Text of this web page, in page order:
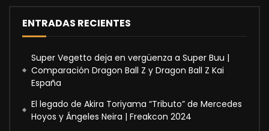
ENTRADAS RECIENTES
Super Vegetto deja en vergüenza a Super Buu |
Comparación Dragon Ball Z y Dragon Ball Z Kai
España
El legado de Akira Toriyama “Tributo” de Mercedes
Hoyos y Ángeles Neira | Freakcon 2024